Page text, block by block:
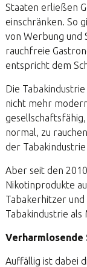
Staaten erließen
einschränken. So
von Werbung und
rauchfreie
entspricht dem
Die
nicht mehr
normal, zu
der
Aber seit den
Nikotinprodukte
Tabakerhitzer
Tabakindustrie als
Verharmlosende
Auffällig ist dabei